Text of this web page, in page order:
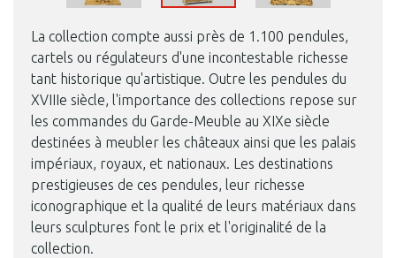
La collection compte aussi près de 1.100 pendules,
cartels ou régulateurs d'une incontestable richesse
tant historique qu'artistique. Outre les pendules du
XVIIIe siècle, l'importance des collections repose sur
les commandes du Garde-Meuble au XIXe siècle
destinées à meubler les châteaux ainsi que les palais
impériaux, royaux, et nationaux. Les destinations
prestigieuses de ces pendules, leur richesse
iconographique et la qualité de leurs matériaux dans
leurs sculptures font le prix et l'originalité de la
collection.